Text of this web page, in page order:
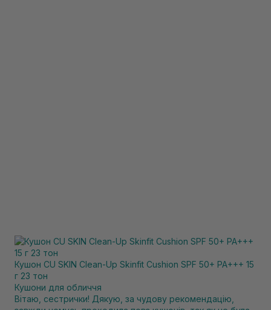
Кушон CU SKIN Clean-Up Skinfit Cushion SPF 50+ PA+++ 15
г 23 тон
Кушони для обличчя
Вітаю, сестрички! Дякую, за чудову рекомендацію,